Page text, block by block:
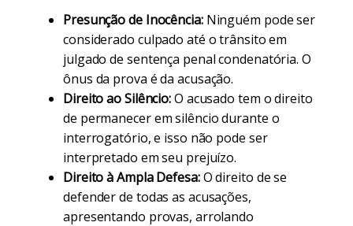
Presunção de Inocência:Ninguém pode ser
considerado culpado até o trânsito em
julgado de sentença penal condenatória. O
ônus da prova é da acusação.
Direito ao Silêncio:O acusado tem o direito
de permanecer em silêncio durante o
interrogatório, e isso não pode ser
interpretado em seu prejuízo.
Direito à Ampla Defesa:O direito de se
defender de todas as acusações,
apresentando provas, arrolando